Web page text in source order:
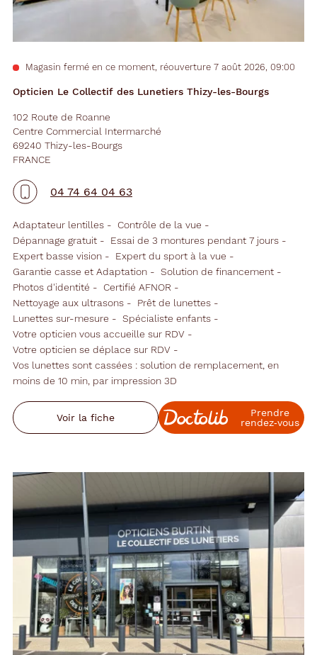
Opticien Le Collectif des Lunetiers Thizy-les-Bourgs
Magasin fermé en ce moment, réouverture 7 août 2026, 09:00
102 Route de Roanne
Centre Commercial Intermarché
69240 Thizy-les-Bourgs
FRANCE
04 74 64 04 63
Adaptateur lentilles
Contrôle de la vue
Dépannage gratuit
Essai de 3 montures pendant 7 jours
Expert basse vision
Expert du sport à la vue
Garantie casse et Adaptation
Solution de financement
Photos d'identité
Certifié AFNOR
Nettoyage aux ultrasons
Prêt de lunettes
Lunettes sur-mesure
Spécialiste enfants
Votre opticien vous accueille sur RDV
Votre opticien se déplace sur RDV
Vos lunettes sont cassées : solution de remplacement, en
moins de 10 min, par impression 3D
Voir la fiche
Prendre
rendez‑vous